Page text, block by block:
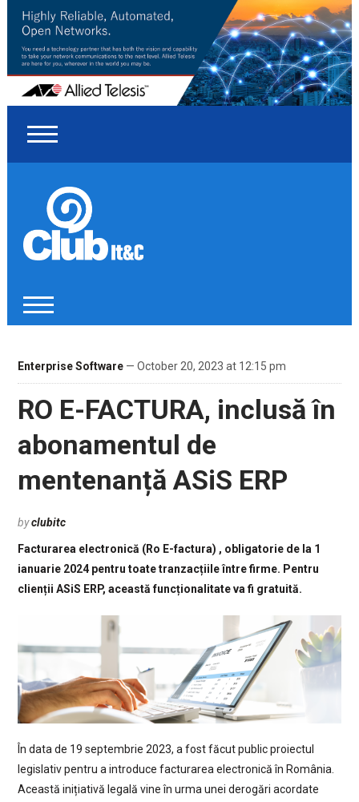
Enterprise Software— October 20, 2023 at 12:15 pm
RO E-FACTURA, inclusă în
abonamentul de
mentenanță ASiS ERP
byclubitc
Facturarea electronică (Ro E-factura) , obligatorie de la 1
ianuarie 2024 pentru toate tranzacțiile între firme. Pentru
clienții ASiS ERP, această funcționalitate va fi gratuită.
În data de 19 septembrie 2023, a fost făcut public proiectul
legislativ pentru a introduce facturarea electronică în România.
Această inițiativă legală vine în urma unei derogări acordate